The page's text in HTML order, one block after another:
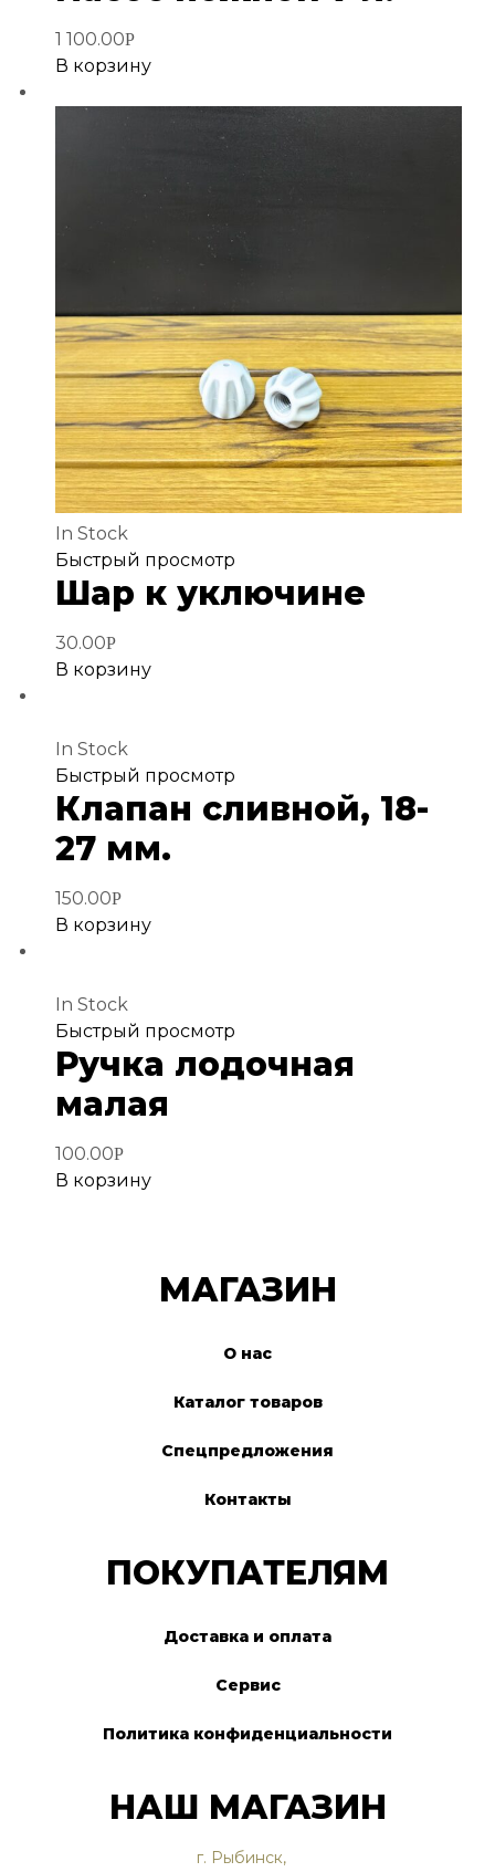
1 100.00Р
В корзину
In Stock
Добавить
в
избранное
Быстрый просмотр
Шар к уключине
30.00Р
В корзину
In Stock
Добавить
в
Быстрый просмотр
Клапан сливной, 18-
27 мм.
150.00Р
В корзину
In Stock
Добавить
в
избранное
Быстрый просмотр
Ручка лодочная
малая
100.00Р
В корзину
МАГАЗИН
О нас
Каталог товаров
Спецпредложения
Контакты
ПОКУПАТЕЛЯМ
Доставка и оплата
Сервис
Политика конфиденциальности
НАШ МАГАЗИН
г. Рыбинск,